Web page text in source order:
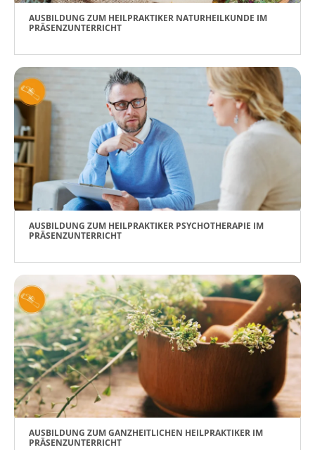
AUSBILDUNG ZUM HEILPRAKTIKER NATURHEILKUNDE IM
PRÄSENZUNTERRICHT
AUSBILDUNG ZUM HEILPRAKTIKER PSYCHOTHERAPIE IM
PRÄSENZUNTERRICHT
AUSBILDUNG ZUM GANZHEITLICHEN HEILPRAKTIKER IM
PRÄSENZUNTERRICHT